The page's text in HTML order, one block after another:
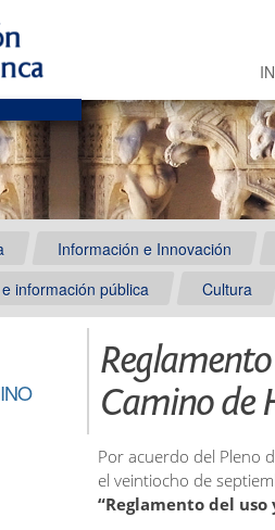
Información e Innovación
información pública
Cultura
Camino de
Por acuerdo del Pleno
el veintiocho de
“Reglamento del